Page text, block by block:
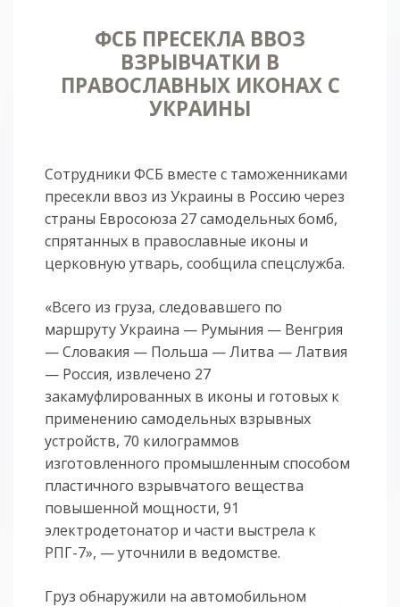
ФСБ ПРЕСЕКЛА ВВОЗ
ВЗРЫВЧАТКИ В
ПРАВОСЛАВНЫХ ИКОНАХ С
УКРАИНЫ
Сотрудники ФСБ вместе с таможенниками
пресекли ввоз из Украины в Россию через
страны Евросоюза 27 самодельных бомб,
спрятанных в православные иконы и
церковную утварь, сообщила спецслужба.
«Всего из груза, следовавшего по
маршруту Украина — Румыния — Венгрия
— Словакия — Польша — Литва — Латвия
— Россия, извлечено 27
закамуфлированных в иконы и готовых к
применению самодельных взрывных
устройств, 70 килограммов
изготовленного промышленным способом
пластичного взрывчатого вещества
повышенной мощности, 91
электродетонатор и части выстрела к
РПГ-7», — уточнили в ведомстве.
Груз обнаружили на автомобильном